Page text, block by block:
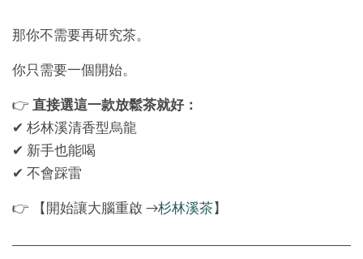
那你不需要再研究茶。
你只需要一個開始。
👉 直接選這一款放鬆茶就好：
✔ 杉林溪清香型烏龍
✔ 新手也能喝
✔ 不會踩雷
👉 【開始讓大腦重啟 →杉林溪茶 】